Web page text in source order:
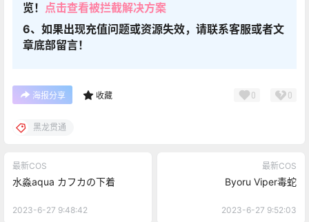
览！ 点击查看被拦截解决方案
6、如果出现充值问题或资源失效，请联系客服或者文
章底部留言！
海报分享 收藏 0 0
黑龙贯通
最新COS
水淼aqua カフカの下着
2023-6-27 9:48:42
最新COS
Byoru Viper毒蛇
2023-6-27 9:52:03